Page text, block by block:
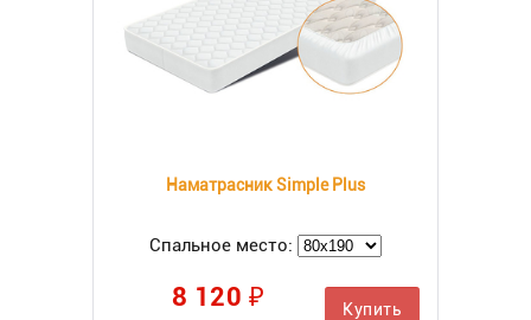
Наматрасник Simple Plus
Спальное место:
8 120 ₽ Купить